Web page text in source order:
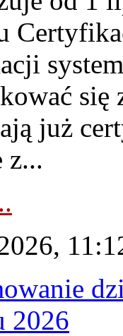
się
już
z...
2026